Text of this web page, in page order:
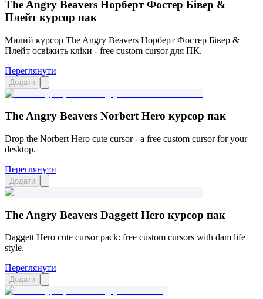
The Angry Beavers Норберт Фостер Бівер &
Плейт курсор пак
Милий курсор The Angry Beavers Норберт Фостер Бівер &
Плейт освіжить кліки - free custom cursor для ПК.
Переглянути
Додати
The Angry Beavers Norbert Hero курсор пак
Drop the Norbert Hero cute cursor - a free custom cursor for your
desktop.
Переглянути
Додати
The Angry Beavers Daggett Hero курсор пак
Daggett Hero cute cursor pack: free custom cursors with dam life
style.
Переглянути
Додати